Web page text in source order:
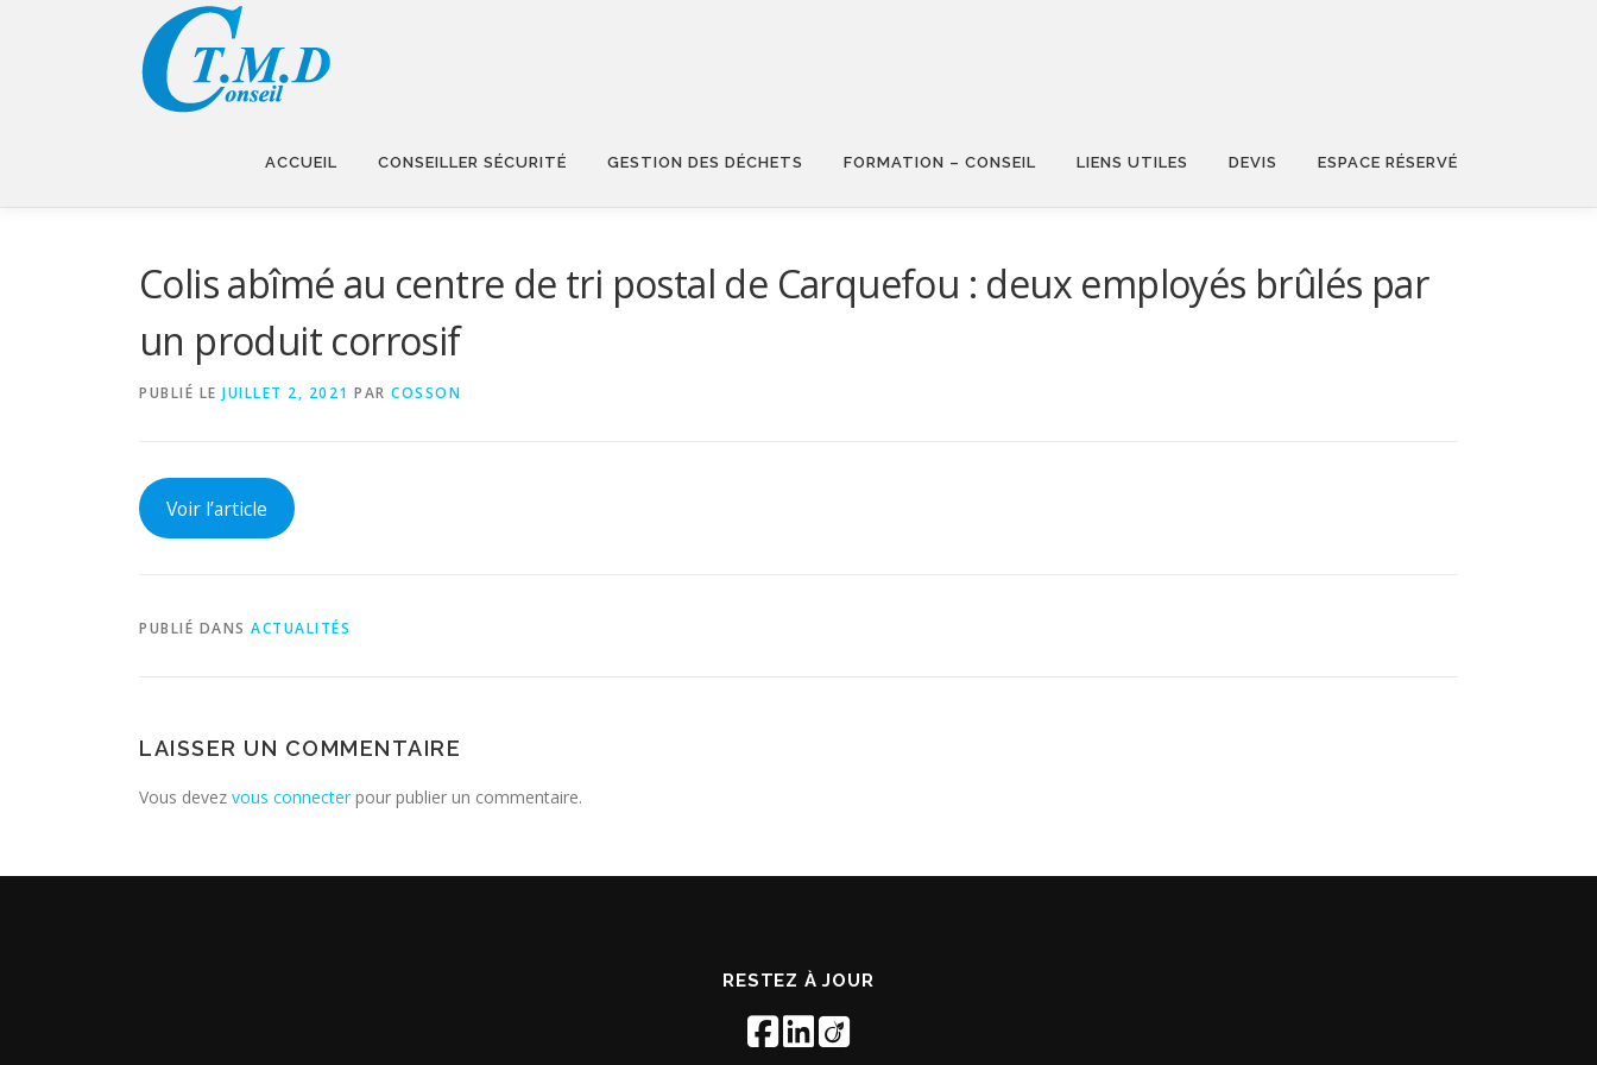
ACCUEIL CONSEILLER SÉCURITÉ GESTION DES DÉCHETS FORMATION – CONSEIL LIENS UTILES DEVIS ESPACE RÉSERVÉ
Colis abîmé au centre de tri postal de Carquefou : deux employés brûlés par
un produit corrosif
PUBLIÉ LE JUILLET 2, 2021 PAR COSSON
Voir l’article
PUBLIÉ DANS ACTUALITÉS
LAISSER UN COMMENTAIRE
Vous devez vous connecterpour publier un commentaire.
RESTEZ À JOUR